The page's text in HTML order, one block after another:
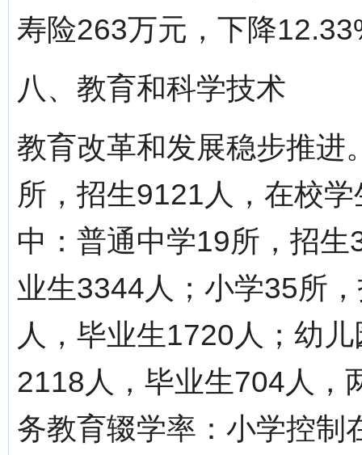
寿险263万元，下降
八、教育和科学技术
教育改革和发展稳步推进
所，招生9121人，在校
中：普通中学19所，招
业生3344人；小学35所
人，毕业生1720人；幼
2118人，毕业生704人，
务教育辍学率：小学控制